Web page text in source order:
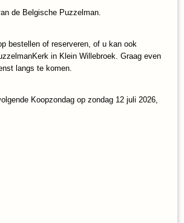
de Belgische Puzzelman.
bestellen of reserveren, of u kan ook
in Klein Willebroek. Graag even
langs te komen.
Koopzondag op zondag 12 juli 2026,